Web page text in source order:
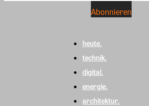
heute.
technik.
digital.
energie.
architektur.